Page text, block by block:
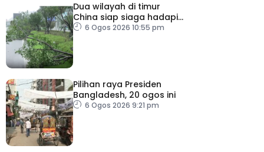
Dua wilayah di timur
China siap siaga hadapi
taufan Dolphin
6 Ogos 2026 10:55 pm
Pilihan raya Presiden
Bangladesh, 20 ogos ini
6 Ogos 2026 9:21 pm